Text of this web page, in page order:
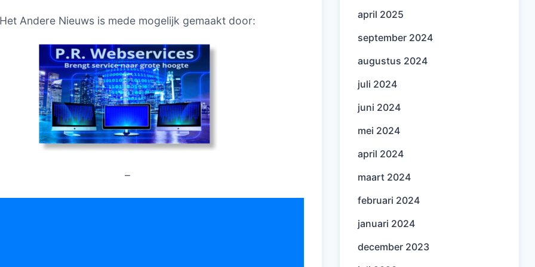
Het Andere Nieuws is mede mogelijk gemaakt door:
–
april 2025
september 2024
augustus 2024
juli 2024
juni 2024
mei 2024
april 2024
maart 2024
februari 2024
januari 2024
december 2023